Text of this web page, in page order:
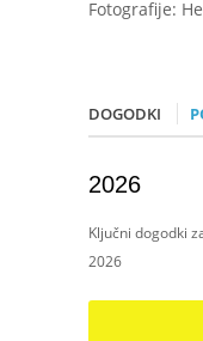
Fotografije:
DOGODKI
2026
Ključni dogodki
2026